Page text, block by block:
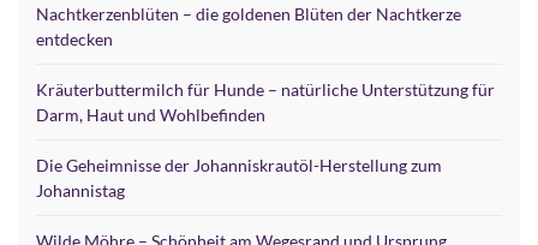
Nachtkerzenblüten – die goldenen Blüten der Nachtkerze
entdecken
Kräuterbuttermilch für Hunde – natürliche Unterstützung für
Darm, Haut und Wohlbefinden
Die Geheimnisse der Johanniskrautöl-Herstellung zum
Johannistag